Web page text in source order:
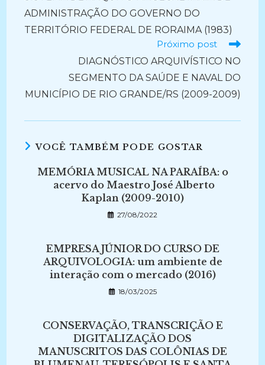
ADMINISTRAÇÃO DO GOVERNO DO
TERRITÓRIO FEDERAL DE RORAIMA (1983)
Próximo post
DIAGNÓSTICO ARQUIVÍSTICO NO
SEGMENTO DA SAÚDE E NAVAL DO
MUNICÍPIO DE RIO GRANDE/RS (2009-2009)
VOCÊ TAMBÉM PODE GOSTAR
MEMÓRIA MUSICAL NA PARAÍBA: o
acervo do Maestro José Alberto
Kaplan (2009-2010)
27/08/2022
EMPRESA JÚNIOR DO CURSO DE
ARQUIVOLOGIA: um ambiente de
interação com o mercado (2016)
18/03/2025
CONSERVAÇÃO, TRANSCRIÇÃO E
DIGITALIZAÇÃO DOS
MANUSCRITOS DAS COLÔNIAS DE